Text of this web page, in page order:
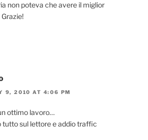
non poteva che avere il miglior
9, 2010 AT 4:06 PM
ottimo lavoro…
tutto sul lettore e addio traffic